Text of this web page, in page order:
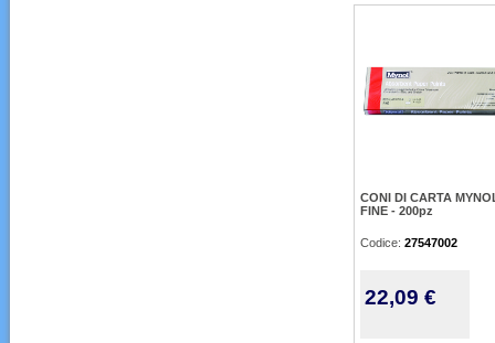
CONI DI CARTA
FINE - 200pz
Codice: 27547002
22,09 €